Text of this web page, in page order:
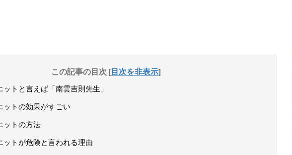
この記事の目次 [目次を非表示]
トと言えば「南雲吉則先生」
ットの効果がすごい
ットの方法
ットが危険と言われる理由